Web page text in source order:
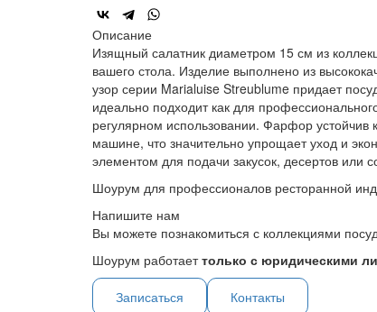
Описание
Изящный салатник диаметром 15 см из
вашего стола. Изделие выполнено из
узор серии Marialuise Streublume придает
идеально подходит как для
регулярном использовании. Фарфор устойчив
машине, что значительно упрощает уход и
элементом для подачи закусок, десертов или
Шоурум для профессионалов ресторанной
Напишите нам
Вы можете познакомиться с коллекциями
Шоурум работаеттолько с юридическими
Записаться
Контакты